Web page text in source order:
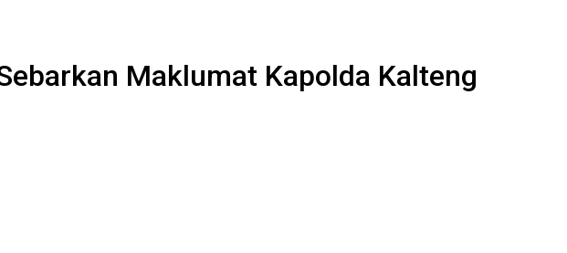
Maklumat Kapolda Kalteng